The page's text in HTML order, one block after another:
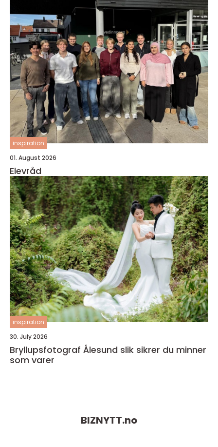
inspiration
01. August 2026
Elevråd
inspiration
30. July 2026
Bryllupsfotograf Ålesund slik sikrer du minner
som varer
BIZNYTT.no